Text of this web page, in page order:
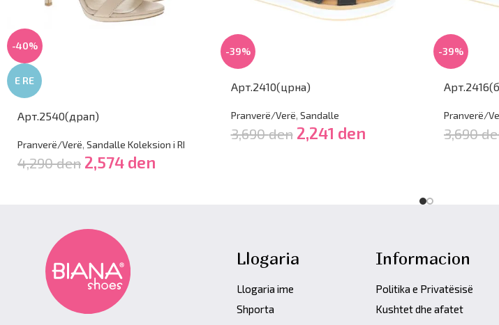
-40%
E RE
Арт.2540(драп)
Pranverë/Verë, Sandalle Koleksion i RI
4,290den 2,574 den
-39%
Арт.2410(црна)
Pranverë/Verë, Sandalle
3,690den 2,241 den
-39%
Pranverë/
3,690
Llogaria
Llogaria ime
Shporta
Informacion
Politika e Privatësisë
Kushtet dhe afatet